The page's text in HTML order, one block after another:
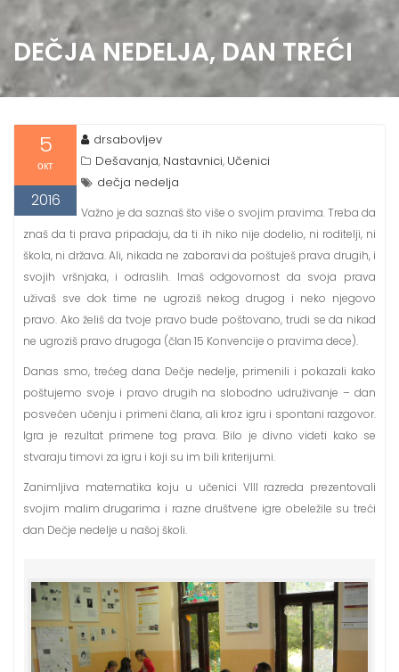
DEČJA NEDELJA, DAN TREĆI
5
окт
2016
drsabovljev
Dešavanja, Nastavnici, Učenici
dečja nedelja
Važno je da saznaš što više o svojim pravima. Treba da
znaš da ti prava pripadaju, da ti ih niko nije dodelio, ni roditelji, ni
škola, ni država. Ali, nikada ne zaboravi da poštuješ prava drugih, i
svojih vršnjaka, i odraslih. Imaš odgovornost da svoja prava
uživaš sve dok time ne ugroziš nekog drugog i neko njegovo
pravo. Ako želiš da tvoje pravo bude poštovano, trudi se da nikad
ne ugroziš pravo drugoga (član 15 Konvencije o pravima dece).
Danas smo, trećeg dana Dečje nedelje, primenili i pokazali kako
poštujemo svoje i pravo drugih na slobodno udruživanje – dan
posvećen učenju i primeni člana, ali kroz igru i spontani razgovor.
Igra je rezultat primene tog prava. Bilo je divno videti kako se
stvaraju timovi za igru i koji su im bili kriterijumi.
Zanimljiva matematika koju u učenici VIII razreda prezentovali
svojim malim drugarima i razne društvene igre obeležile su treći
dan Dečje nedelje u našoj školi.